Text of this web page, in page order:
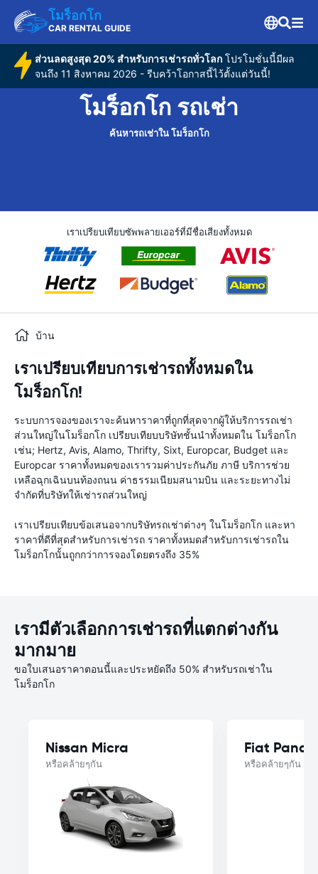
โมร็อกโก
CAR RENTAL GUIDE
ส่วนลดสูงสุด 20% สำหรับการเช่ารถทั่วโลกโปรโมชั่นนี้มีผล
จนถึง 11 สิงหาคม 2026 - รีบคว้าโอกาสนี้ไว้ตั้งแต่วันนี้!
โมร็อกโก รถเช่า
ค้นหารถเช่าใน โมร็อกโก
เราเปรียบเทียบซัพพลายเออร์ที่มีชื่อเสียงทั้งหมด
บ้าน
เราเปรียบเทียบการเช่ารถทั้งหมดใน
โมร็อกโก!
ระบบการจองของเราจะค้นหาราคาที่ถูกที่สุดจากผู้ให้บริการรถเช่า
ส่วนใหญ่ในโมร็อกโก เปรียบเทียบบริษัทชั้นนำทั้งหมดใน โมร็อกโก
เช่น; Hertz, Avis, Alamo, Thrifty, Sixt, Europcar, Budget และ
Europcar ราคาทั้งหมดของเรารวมค่าประกันภัย ภาษี บริการช่วย
เหลือฉุกเฉินบนท้องถนน ค่าธรรมเนียมสนามบิน และระยะทางไม่
จำกัดที่บริษัทให้เช่ารถส่วนใหญ่
เราเปรียบเทียบข้อเสนอจากบริษัทรถเช่าต่างๆ ในโมร็อกโก และหา
ราคาที่ดีที่สุดสำหรับการเช่ารถ ราคาทั้งหมดสำหรับการเช่ารถใน
โมร็อกโกนั้นถูกกว่าการจองโดยตรงถึง 35%
เรามีตัวเลือกการเช่ารถที่แตกต่างกัน
มากมาย
ขอใบเสนอราคาตอนนี้และประหยัดถึง 50% สำหรับรถเช่าใน
โมร็อกโก
Nissan Micra
หรือคล้ายๆกัน
Fiat Panda
หรือคล้ายๆกัน